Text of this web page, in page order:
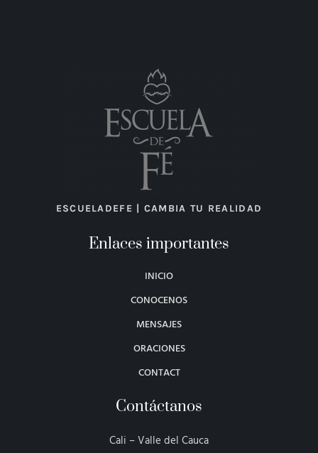
ESCUELADEFE | CAMBIA TU REALIDAD
Enlaces importantes
INICIO
CONOCENOS
MENSAJES
ORACIONES
CONTACT
Contáctanos
Cali – Valle del Cauca